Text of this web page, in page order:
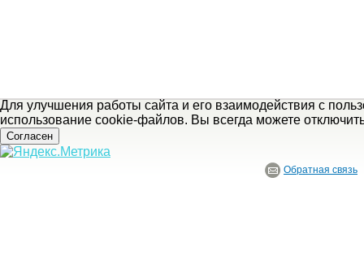
Для улучшения работы сайта и его взаимодействия с
использование cookie-файлов. Вы всегда можете
Согласен
Обратная связь